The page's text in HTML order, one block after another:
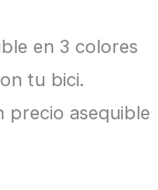
en 3 colores
tu bici.
precio asequible